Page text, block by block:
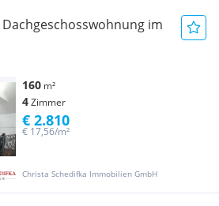
im
160 m²
4Zimmer
Christa Schedifka Immobilien GmbH
€ 17,56/m²
€ 2.810